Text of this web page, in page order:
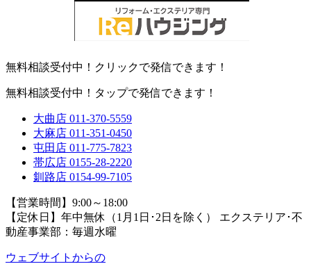
無料相談受付中！クリックで発信できます！
無料相談受付中！タップで発信できます！
大曲店 011-370-5559
大麻店 011-351-0450
屯田店 011-775-7823
帯広店 0155-28-2220
釧路店 0154-99-7105
【営業時間】9:00～18:00
【定休日】年中無休（1月1日･2日を除く） エクステリア･不
動産事業部：毎週水曜
ウェブサイトからの